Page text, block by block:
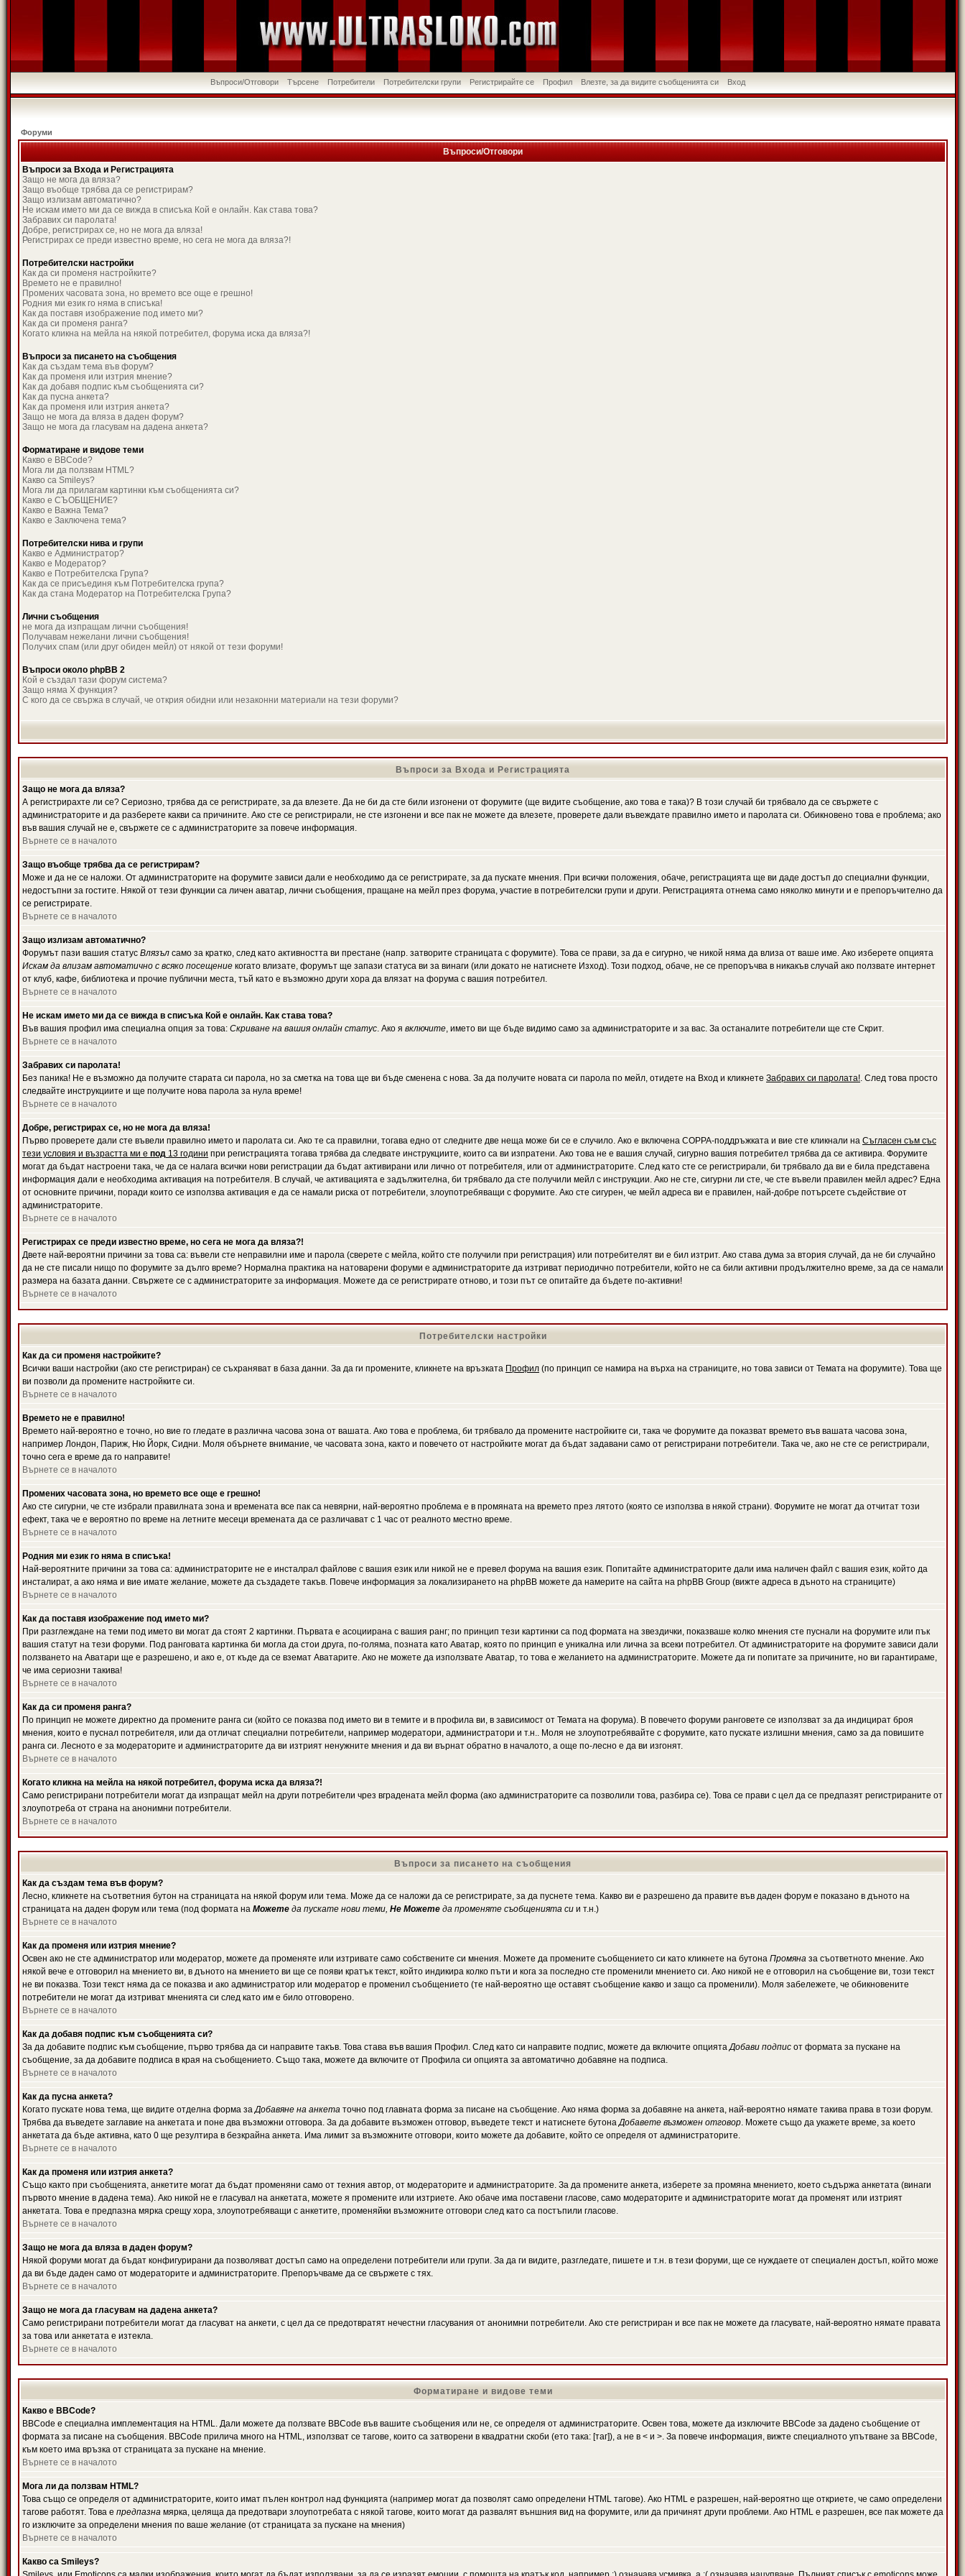
Въпроси/Отговори Търсене Потребители Потребителски групи Регистрирайте се Профил Влезте, за да видите съобщенията си Вход
Форуми
Въпроси/Отговори
Въпроси за Входа и Регистрацията
Защо не мога да вляза?
Защо въобще трябва да се регистрирам?
Защо излизам автоматично?
Не искам името ми да се вижда в списъка Кой е онлайн. Как става това?
Забравих си паролата!
Добре, регистрирах се, но не мога да вляза!
Регистрирах се преди известно време, но сега не мога да вляза?!
Потребителски настройки
Как да си променя настройките?
Времето не е правилно!
Промених часовата зона, но времето все още е грешно!
Родния ми език го няма в списъка!
Как да поставя изображение под името ми?
Как да си променя ранга?
Когато кликна на мейла на някой потребител, форума иска да вляза?!
Въпроси за писането на съобщения
Как да създам тема във форум?
Как да променя или изтрия мнение?
Как да добавя подпис към съобщенията си?
Как да пусна анкета?
Как да променя или изтрия анкета?
Защо не мога да вляза в даден форум?
Защо не мога да гласувам на дадена анкета?
Форматиране и видове теми
Какво е BBCode?
Мога ли да ползвам HTML?
Какво са Smileys?
Мога ли да прилагам картинки към съобщенията си?
Какво е СЪОБЩЕНИЕ?
Какво е Важна Тема?
Какво е Заключена тема?
Потребителски нива и групи
Какво е Администратор?
Какво е Модератор?
Какво е Потребителска Група?
Как да се присъединя към Потребителска група?
Как да стана Модератор на Потребителска Група?
Лични съобщения
не мога да изпращам лични съобщения!
Получавам нежелани лични съобщения!
Получих спам (или друг обиден мейл) от някой от тези форуми!
Въпроси около phpBB 2
Кой е създал тази форум система?
Защо няма X функция?
С кого да се свържа в случай, че открия обидни или незаконни материали на тези форуми?
Въпроси за Входа и Регистрацията
Защо не мога да вляза?
А регистрирахте ли се? Сериозно, трябва да се регистрирате, за да влезете. Да не би да сте били изгонени от форумите (ще видите съобщение, ако това е така)? В този случай би трябвало да се свържете с
администраторите и да разберете какви са причините. Ако сте се регистрирали, не сте изгонени и все пак не можете да влезете, проверете дали въвеждате правилно името и паролата си. Обикновено това е проблема; ако
във вашия случай не е, свържете се с администраторите за повече информация.
Върнете се в началото
Защо въобще трябва да се регистрирам?
Може и да не се наложи. От администраторите на форумите зависи дали е необходимо да се регистрирате, за да пускате мнения. При всички положения, обаче, регистрацията ще ви даде достъп до специални функции,
недостъпни за гостите. Някой от тези функции са личен аватар, лични съобщения, пращане на мейл през форума, участие в потребителски групи и други. Регистрацията отнема само няколко минути и е препоръчително да
се регистрирате.
Върнете се в началото
Защо излизам автоматично?
Форумът пази вашия статус Влязъл само за кратко, след като активността ви престане (напр. затворите страницата с форумите). Това се прави, за да е сигурно, че никой няма да влиза от ваше име. Ако изберете опцията
Искам да влизам автоматично с всяко посещение когато влизате, форумът ще запази статуса ви за винаги (или докато не натиснете Изход). Този подход, обаче, не се препоръчва в никакъв случай ако ползвате интернет
от клуб, кафе, библиотека и прочие публични места, тъй като е възможно други хора да влязат на форума с вашия потребител.
Върнете се в началото
Не искам името ми да се вижда в списъка Кой е онлайн. Как става това?
Във вашия профил има специална опция за това: Скриване на вашия онлайн статус. Ако я включите, името ви ще бъде видимо само за администраторите и за вас. За останалите потребители ще сте Скрит.
Върнете се в началото
Забравих си паролата!
Без паника! Не е възможно да получите старата си парола, но за сметка на това ще ви бъде сменена с нова. За да получите новата си парола по мейл, отидете на Вход и кликнете Забравих си паролата!. След това просто
следвайте инструкциите и ще получите нова парола за нула време!
Върнете се в началото
Добре, регистрирах се, но не мога да вляза!
Първо проверете дали сте въвели правилно името и паролата си. Ако те са правилни, тогава едно от следните две неща може би се е случило. Ако е включена COPPA-поддръжката и вие сте кликнали на Съгласен съм със
тези условия и възрастта ми е под 13 години при регистрацията тогава трябва да следвате инструкциите, които са ви изпратени. Ако това не е вашия случай, сигурно вашия потребител трябва да се активира. Форумите
могат да бъдат настроени така, че да се налага всички нови регистрации да бъдат активирани или лично от потребителя, или от администраторите. След като сте се регистрирали, би трябвало да ви е била представена
информация дали е необходима активация на потребителя. В случай, че активацията е задължителна, би трябвало да сте получили мейл с инструкции. Ако не сте, сигурни ли сте, че сте въвели правилен мейл адрес? Една
от основните причини, поради които се използва активация е да се намали риска от потребители, злоупотребяващи с форумите. Ако сте сигурен, че мейл адреса ви е правилен, най-добре потърсете съдействие от
администраторите.
Върнете се в началото
Регистрирах се преди известно време, но сега не мога да вляза?!
Двете най-вероятни причини за това са: въвели сте неправилни име и парола (сверете с мейла, който сте получили при регистрация) или потребителят ви е бил изтрит. Ако става дума за втория случай, да не би случайно
да не сте писали нищо по форумите за дълго време? Нормална практика на натоварени форуми е администраторите да изтриват периодично потребители, който не са били активни продължително време, за да се намали
размера на базата данни. Свържете се с администраторите за информация. Можете да се регистрирате отново, и този път се опитайте да бъдете по-активни!
Върнете се в началото
Потребителски настройки
Как да си променя настройките?
Всички ваши настройки (ако сте регистриран) се съхраняват в база данни. За да ги промените, кликнете на връзката Профил (по принцип се намира на върха на страниците, но това зависи от Темата на форумите). Това ще
ви позволи да промените настройките си.
Върнете се в началото
Времето не е правилно!
Времето най-вероятно е точно, но вие го гледате в различна часова зона от вашата. Ако това е проблема, би трябвало да промените настройките си, така че форумите да показват времето във вашата часова зона,
например Лондон, Париж, Ню Йорк, Сидни. Моля обърнете внимание, че часовата зона, както и повечето от настройките могат да бъдат задавани само от регистрирани потребители. Така че, ако не сте се регистрирали,
точно сега е време да го направите!
Върнете се в началото
Промених часовата зона, но времето все още е грешно!
Ако сте сигурни, че сте избрали правилната зона и времената все пак са невярни, най-вероятно проблема е в промяната на времето през лятото (която се използва в някой страни). Форумите не могат да отчитат този
ефект, така че е вероятно по време на летните месеци времената да се различават с 1 час от реалното местно време.
Върнете се в началото
Родния ми език го няма в списъка!
Най-вероятните причини за това са: администраторите не е инсталрал файлове с вашия език или никой не е превел форума на вашия език. Попитайте администраторите дали има наличен файл с вашия език, който да
инсталират, а ако няма и вие имате желание, можете да създадете такъв. Повече информация за локализирането на phpBB можете да намерите на сайта на phpBB Group (вижте адреса в дъното на страниците)
Върнете се в началото
Как да поставя изображение под името ми?
При разглеждане на теми под името ви могат да стоят 2 картинки. Първата е асоциирана с вашия ранг; по принцип тези картинки са под формата на звездички, показваше колко мнения сте пуснали на форумите или пък
вашия статут на тези форуми. Под ранговата картинка би могла да стои друга, по-голяма, позната като Аватар, която по принцип е уникална или лична за всеки потребител. От администраторите на форумите зависи дали
ползването на Аватари ще е разрешено, и ако е, от къде да се вземат Аватарите. Ако не можете да използвате Аватар, то това е желанието на администраторите. Можете да ги попитате за причините, но ви гарантираме,
че има сериозни такива!
Върнете се в началото
Как да си променя ранга?
По принцип не можете директно да промените ранга си (който се показва под името ви в темите и в профила ви, в зависимост от Темата на форума). В повечето форуми ранговете се използват за да индицират броя
мнения, които е пуснал потребителя, или да отличат специални потребители, например модератори, администратори и т.н.. Моля не злоупотребявайте с форумите, като пускате излишни мнения, само за да повишите
ранга си. Лесното е за модераторите и администраторите да ви изтрият ненужните мнения и да ви върнат обратно в началото, а още по-лесно е да ви изгонят.
Върнете се в началото
Когато кликна на мейла на някой потребител, форума иска да вляза?!
Само регистрирани потребители могат да изпращат мейл на други потребители чрез вградената мейл форма (ако администраторите са позволили това, разбира се). Това се прави с цел да се предпазят регистрираните от
злоупотреба от страна на анонимни потребители.
Върнете се в началото
Въпроси за писането на съобщения
Как да създам тема във форум?
Лесно, кликнете на съответния бутон на страницата на някой форум или тема. Може да се наложи да се регистрирате, за да пуснете тема. Какво ви е разрешено да правите във даден форум е показано в дъното на
страницата на даден форум или тема (под формата на Можете да пускате нови теми, Не Можете да променяте съобщенията си и т.н.)
Върнете се в началото
Как да променя или изтрия мнение?
Освен ако не сте администратор или модератор, можете да променяте или изтривате само собствените си мнения. Можете да промените съобщението си като кликнете на бутона Промяна за съответното мнение. Ако
някой вече е отговорил на мнението ви, в дъното на мнението ви ще се появи кратък текст, който индикира колко пъти и кога за последно сте променили мнението си. Ако никой не е отговорил на съобщение ви, този текст
не ви показва. Този текст няма да се показва и ако администратор или модератор е променил съобщението (те най-вероятно ще оставят съобщение какво и защо са променили). Моля забележете, че обикновените
потребители не могат да изтриват мненията си след като им е било отговорено.
Върнете се в началото
Как да добавя подпис към съобщенията си?
За да добавите подпис към съобщение, първо трябва да си направите такъв. Това става във вашия Профил. След като си направите подпис, можете да включите опциятаДобави подпис от формата за пускане на
съобщение, за да добавите подписа в края на съобщението. Също така, можете да включите от Профила си опцията за автоматично добавяне на подписа.
Върнете се в началото
Как да пусна анкета?
Когато пускате нова тема, ще видите отделна форма заДобавяне на анкета точно под главната форма за писане на съобщение. Ако няма форма за добавяне на анкета, най-вероятно нямате такива права в този форум.
Трябва да въведете заглавие на анкетата и поне два възможни отговора. За да добавите възможен отговор, въведете текст и натиснете бутонаДобавете възможен отговор. Можете също да укажете време, за което
анкетата да бъде активна, като 0 ще резултира в безкрайна анкета. Има лимит за възможните отговори, които можете да добавите, който се определя от администраторите.
Върнете се в началото
Как да променя или изтрия анкета?
Също както при съобщенията, анкетите могат да бъдат променяни само от техния автор, от модераторите и администраторите. За да промените анкета, изберете за промяна мнението, което съдържа анкетата (винаги
първото мнение в дадена тема). Ако никой не е гласувал на анкетата, можете я промените или изтриете. Ако обаче има поставени гласове, само модераторите и администраторите могат да променят или изтрият
анкетата. Това е предпазна мярка срещу хора, злоупотребяващи с анкетите, променяйки възможните отговори след като са постъпили гласове.
Върнете се в началото
Защо не мога да вляза в даден форум?
Някой форуми могат да бъдат конфигурирани да позволяват достъп само на определени потребители или групи. За да ги видите, разгледате, пишете и т.н. в тези форуми, ще се нуждаете от специален достъп, който може
да ви бъде даден само от модераторите и администраторите. Препоръчваме да се свържете с тях.
Върнете се в началото
Защо не мога да гласувам на дадена анкета?
Само регистрирани потребители могат да гласуват на анкети, с цел да се предотвратят нечестни гласувания от анонимни потребители. Ако сте регистриран и все пак не можете да гласувате, най-вероятно нямате правата
за това или анкетата е изтекла.
Върнете се в началото
Форматиране и видове теми
Какво е BBCode?
BBCode е специална имплементация на HTML. Дали можете да ползвате BBCode във вашите съобщения или не, се определя от администраторите. Освен това, можете да изключите BBCode за дадено съобщение от
формата за писане на съобщения. BBCode прилича много на HTML, използват се тагове, които са затворени в квадратни скоби (ето така: [таг]), а не в < и >. За повече информация, вижте специалното упътване за BBCode,
към което има връзка от страницата за пускане на мнение.
Върнете се в началото
Мога ли да ползвам HTML?
Това също се определя от администраторите, които имат пълен контрол над функцията (например могат да позволят само определени HTML тагове). Ако HTML е разрешен, най-вероятно ще откриете, че само определени
тагове работят. Това е предпазна мярка, целяща да предотвари злоупотребата с някой тагове, които могат да развалят външния вид на форумите, или да причинят други проблеми. Ако HTML е разрешен, все пак можете да
го изключите за определени мнения по ваше желание (от страницата за пускане на мнения)
Върнете се в началото
Какво са Smileys?